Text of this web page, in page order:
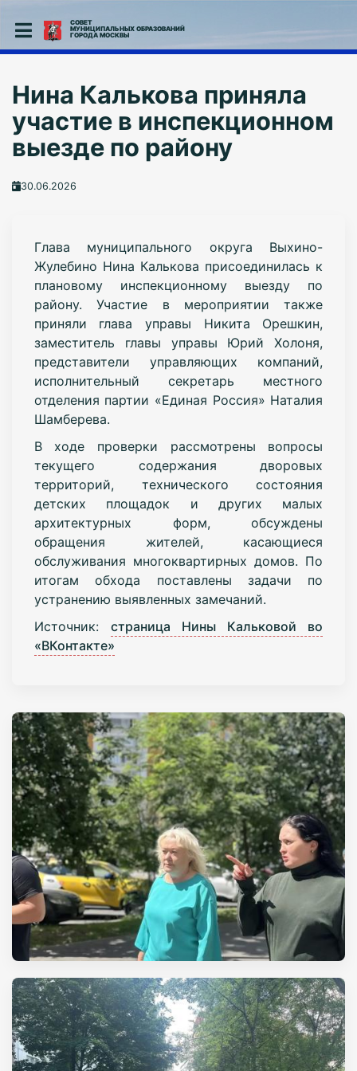
СОВЕТ
МУНИЦИПАЛЬНЫХ ОБРАЗОВАНИЙ
ГОРОДА МОСКВЫ
Нина Калькова приняла
участие в инспекционном
выезде по району
30.06.2026
Глава муниципального округа Выхино-
Жулебино Нина Калькова присоединилась к
плановому инспекционному выезду по
району. Участие в мероприятии также
приняли глава управы Никита Орешкин,
заместитель главы управы Юрий Холоня,
представители управляющих компаний,
исполнительный секретарь местного
отделения партии «Единая Россия» Наталия
Шамберева.
В ходе проверки рассмотрены вопросы
текущего содержания дворовых
территорий, технического состояния
детских площадок и других малых
архитектурных форм, обсуждены
обращения жителей, касающиеся
обслуживания многоквартирных домов. По
итогам обхода поставлены задачи по
устранению выявленных замечаний.
Источник: страница Нины Кальковой во
«ВКонтакте»